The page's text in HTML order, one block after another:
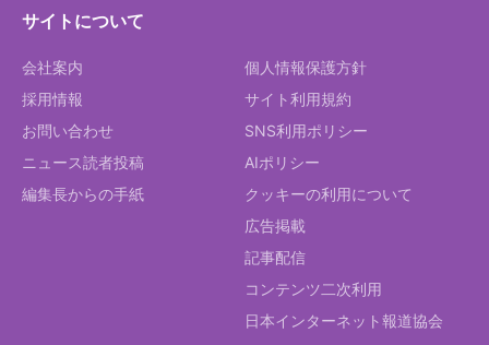
サイトについて
会社案内
採用情報
お問い合わせ
ニュース読者投稿
編集長からの手紙
個人情報保護方針
サイト利用規約
SNS利用ポリシー
AIポリシー
クッキーの利用について
広告掲載
記事配信
コンテンツ二次利用
日本インターネット報道協会